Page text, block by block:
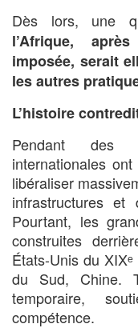
Dès lors, une
l’Afrique,
imposée, serait
les autres
L’histoire
Pendant des
internationales
libéraliser
infrastructures et
Pourtant, les
construites
États-Unis du
du Sud, Chine.
temporaire,
compétence.